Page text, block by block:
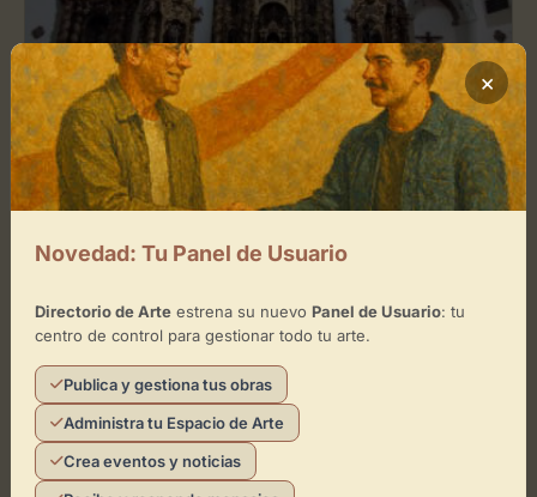
Museo
Iglesia de Santiago: Museo Sacro
Salamanca
Arte antiguo Arte local +3
Museo
Graffiti ruta de arte mural
Salamanca
Arte contemporáneo
×
Novedad: Tu Panel de Usuario
Directorio de Arteestrena su nuevo Panel de Usuario: tu
centro de control para gestionar todo tu arte.
Publica y gestiona tus obras
Administra tu Espacio de Arte
Crea eventos y noticias